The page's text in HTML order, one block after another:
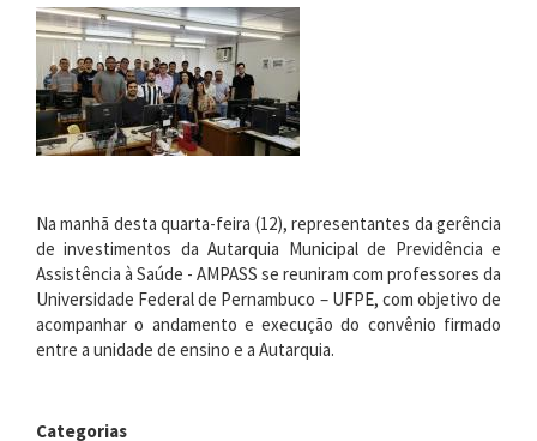
Na manhã desta quarta-feira (12), representantes da gerência
de investimentos daAutarquia Municipal de Previdência e
Assistência à Saúde - AMPASS se reuniram com professores da
Universidade Federal de Pernambuco –UFPE, com objetivo de
acompanhar o andamento e execução do convênio firmado
entre a unidade de ensino e a Autarquia.
Categorias